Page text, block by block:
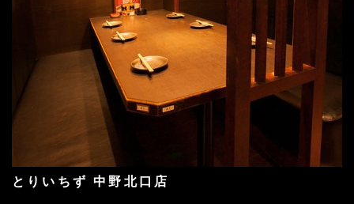
とりいちず 中野北口店